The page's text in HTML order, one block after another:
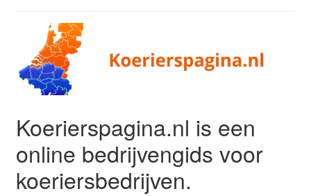
Koerierspagina.nl is een
online bedrijvengids voor
koeriersbedrijven.